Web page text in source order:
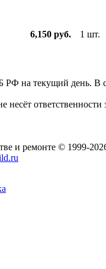
6,150 руб. 1 шт.
на текущий день. В
несёт
и ремонте © 1999-